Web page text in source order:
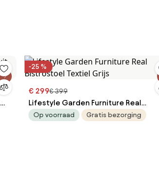
-25 %
€ 299€ 399
Lifestyle Garden Furniture Real
Bistrostoel Textiel Grijs
Op voorraad Gratis bezorging